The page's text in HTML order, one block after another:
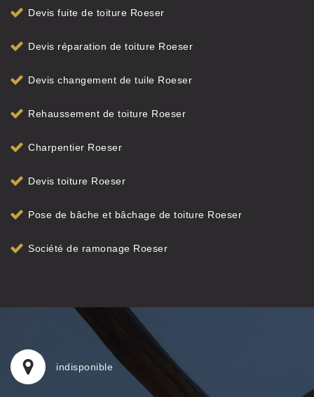
Devis fuite de toiture Roeser
Devis réparation de toiture Roeser
Devis changement de tuile Roeser
Rehaussement de toiture Roeser
Charpentier Roeser
Devis toiture Roeser
Pose de bâche et bâchage de toiture Roeser
Société de ramonage Roeser
indisponible